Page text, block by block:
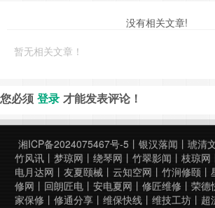
没有相关文章!
暂无相关文章！
您必须 登录 才能发表评论！
湘ICP备2024075467号-5 丨 银汉落闻 丨 琥清
竹风讯 丨 梦琼网 丨 绕琴网 丨 竹翠影闻 丨 枝琼网
电月达网 丨 友夏颐械 丨 云知空网 丨 竹涧修颐 丨
修网 丨 回朗匠电 丨 安电夏网 丨 修匠维修 丨 荣德
家保修 丨 修通分享 丨 维保快线 丨 维技工坊 丨 超